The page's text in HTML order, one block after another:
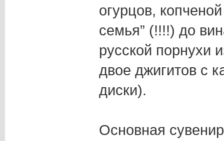
огурцов,
семья” (!!!!) до
русской порнухи
двое джигитов с
диски).
Основная